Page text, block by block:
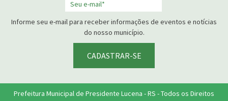
Informe seu e-mail para receber informações de eventos e notícias
do nosso município.
CADASTRAR-SE
Prefeitura Municipal de Presidente Lucena - RS - Todos os Direitos